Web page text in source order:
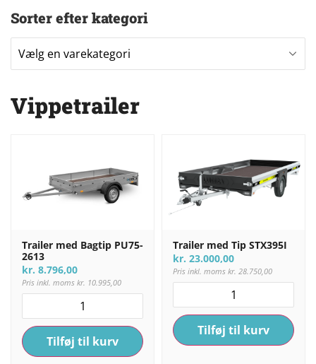
Sorter efter kategori
Vippetrailer
Trailer med Bagtip PU75-
2613
kr. 8.796,00
Pris inkl. moms kr. 10.995,00
Tilføj til kurv
Trailer med Tip STX395I
kr. 23.000,00
Pris inkl. moms kr. 28.750,00
Tilføj til kurv